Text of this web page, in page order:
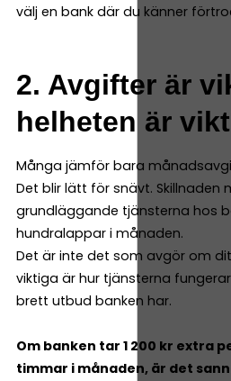
välj en bank där du känner
2. Avgifter är
helheten är
Många jämför bara
Det blir lätt för snävt. Skillnaden
grundläggande tjänsterna hos
hundralappar i månaden.
Det är inte det som avgör om
viktiga är hur tjänsterna
brett utbud banken har.
Om banken tar 1 200 kr extra
timmar i månaden, är det